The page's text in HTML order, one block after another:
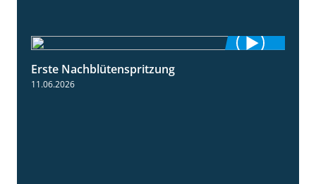
Erste Nachblütenspritzung
11.06.2026